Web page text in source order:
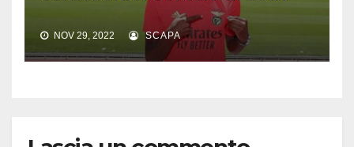
NOV 29, 2022 SCAPA